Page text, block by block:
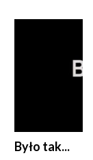
Było tak...